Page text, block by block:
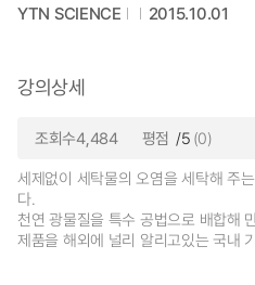
YTN SCIENCE 2015.10.01
강의상세
조회수4,484 평점 /5 (0)
세제없이 세탁물의 오염을 세탁해 주
다.
천연 광물질을 특수 공법으로 배합해
제품을 해외에 널리 알리고있는 국내